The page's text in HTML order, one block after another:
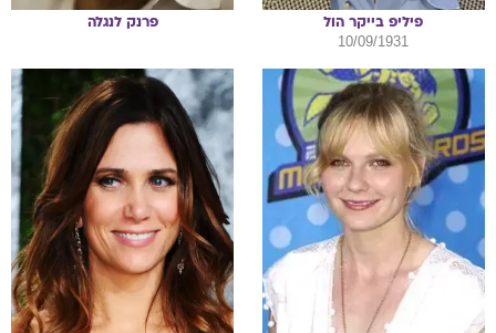
פיליפ בייקר הול
10/09/1931
פרנק לנגלה